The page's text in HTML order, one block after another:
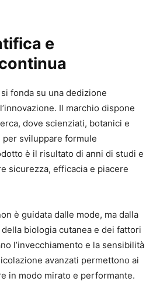
e
si fonda su una dedizione
Il marchio dispone
dove scienziati, botanici e
sviluppare formule
è il risultato di anni di studi e
sicurezza, efficacia e piacere
è guidata dalle mode, ma dalla
biologia cutanea e dei fattori
l’invecchiamento e la sensibilità
avanzati permettono ai
in modo mirato e performante.